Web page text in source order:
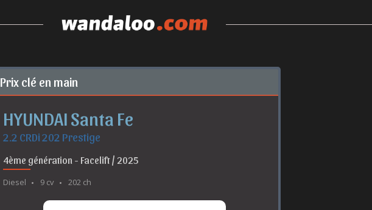
Prix clé en main
HYUNDAI Santa Fe
2.2 CRDi 202 Prestige
4ème génération - Facelift / 2025
Diesel 9 cv 202 ch